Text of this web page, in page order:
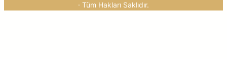
· Tüm Hakları Saklıdır.